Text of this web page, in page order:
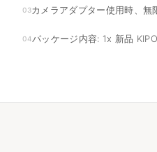
03カメラアダプター使用時、
04パッケージ内容: 1x 新品